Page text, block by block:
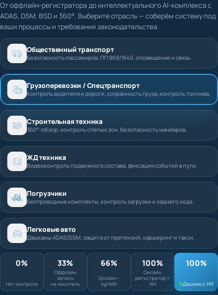
От оффлайн-регистратора до интеллектуального AI-комплекса с
ADAS, DSM, BSD и 360°. Выберите отрасль — соберём систему под
ваши процессы и требования законодательства.
Общественный транспорт
Безопасность пассажиров, ПП 969/1640, оповещение и связь.
Грузоперевозки / Спецтранспорт
Контроль водителя и дороги, сохранность груза, контроль топлива.
Строительная техника
360°-обзор, контроль слепых зон, безопасность манёвров.
ЖД техника
Видеоконтроль подвижного состава, фиксация событий в пути.
Погрузчики
Беспроводные комплекты, контроль загрузки и заднего хода.
Легковые авто
Дашкамы ADAS/DSM, защита от претензий, каршеринг и такси.
0%
Оффлайн запись
на носитель
66%
Онлайн - 4g/WiFi
100%